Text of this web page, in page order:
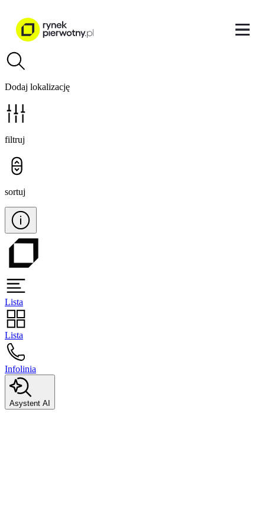
Dodaj lokalizację
filtruj
sortuj
Lista
Lista
Infolinia
Asystent AI